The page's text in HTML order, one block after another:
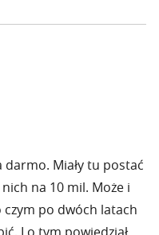
darmo. Miały tu postać
na 10 mil. Może i
czym po dwóch latach